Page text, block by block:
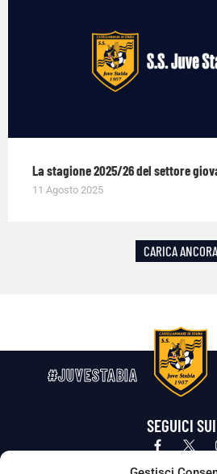
La stagione 2025/26 del settore
11 Agosto 2025
CARICA ANCORA
#JUVESTABIA
SEGUICI
Privacy Policy Cookie Policy